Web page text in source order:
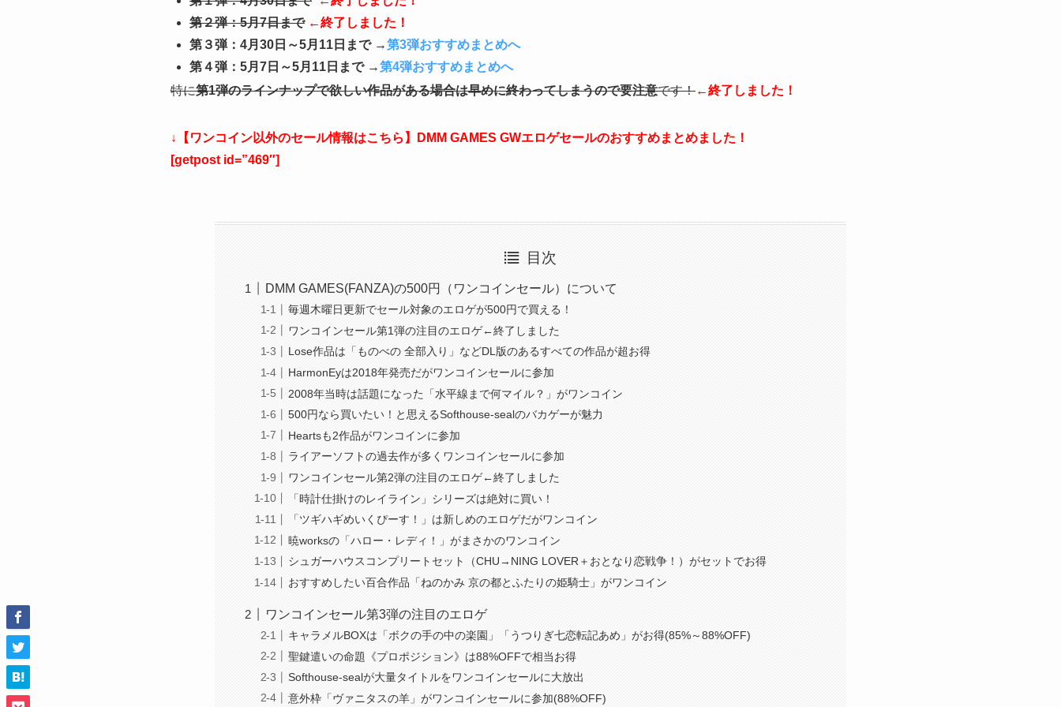
第２弾：5月7日まで ←終了しました！
第３弾：4月30日～5月11日まで →第3弾おすすめまとめへ
第４弾：5月7日～5月11日まで →第4弾おすすめまとめへ
特に第1弾のラインナップで欲しい作品がある場合は早めに終わってしまうので要注意です！←終了しました！
↓【ワンコイン以外のセール情報はこちら】DMM GAMES GWエロゲセールのおすすめまとめました！
[getpost id=”469″]
目次
DMM GAMES(FANZA)の500円（ワンコインセール）について
毎週木曜日更新でセール対象のエロゲが500円で買える！
ワンコインセール第1弾の注目のエロゲ←終了しました
Lose作品は「ものべの 全部入り」などDL版のあるすべての作品が超お得
HarmonEyは2018年発売だがワンコインセールに参加
2008年当時は話題になった「水平線まで何マイル？」がワンコイン
500円なら買いたい！と思えるSofthouse-sealのバカゲーが魅力
Heartsも2作品がワンコインに参加
ライアーソフトの過去作が多くワンコインセールに参加
ワンコインセール第2弾の注目のエロゲ←終了しました
「時計仕掛けのレイライン」シリーズは絶対に買い！
「ツギハギめいくぴーす！」は新しめのエロゲだがワンコイン
暁worksの「ハロー・レディ！」がまさかのワンコイン
シュガーハウスコンプリートセット（CHU→NING LOVER＋おとなり恋戦争！）がセットでお得
おすすめしたい百合作品「ねのかみ 京の都とふたりの姫騎士」がワンコイン
ワンコインセール第3弾の注目のエロゲ
キャラメルBOXは「ボクの手の中の楽園」「うつりぎ七恋転記あめ」がお得(85%～88%OFF)
聖鍵遣いの命題《プロポジション》は88%OFFで相当お得
Softhouse-sealが大量タイトルをワンコインセールに大放出
意外枠「ヴァニタスの羊」がワンコインセールに参加(88%OFF)